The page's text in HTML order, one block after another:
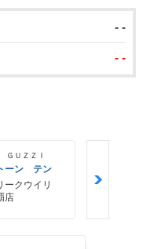
- -
- -
ＧＵＺＺＩ
ーン テン
ークウイリ
店